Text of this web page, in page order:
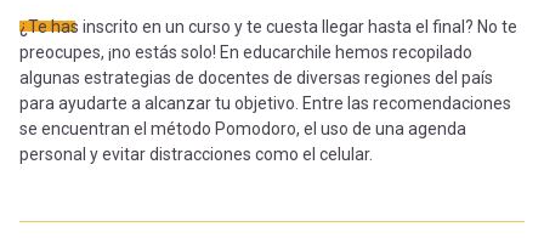
Mobile]
Menú
entrar
la
navegación
¿Te has inscrito en un curso y te cuesta llegar hasta el final? No te
preocupes, ¡no estás solo! En educarchile hemos recopilado
algunas estrategias de docentes de diversas regiones del país
para ayudarte a alcanzar tu objetivo. Entre las recomendaciones
se encuentran el método Pomodoro, el uso de una agenda
personal y evitar distracciones como el celular.